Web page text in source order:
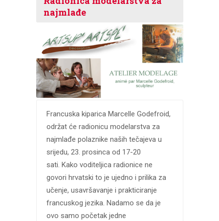
najmlađe
Francuska kiparica Marcelle Godefroid,
održat će radionicu modelarstva za
najmlađe polaznike naših tečajeva u
srijedu, 23. prosinca od 17-20
sati. Kako voditeljica radionice ne
govori hrvatski to je ujedno i prilika za
učenje, usavršavanje i prakticiranje
francuskog jezika. Nadamo se da je
ovo samo početak jedne